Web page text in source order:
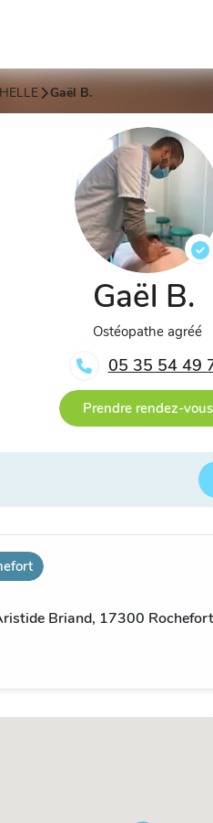
Gaël B.
Gaël B.
Ostéopathe agréé
05 35 54 49
Prendre rendez-vous
Briand, 17300